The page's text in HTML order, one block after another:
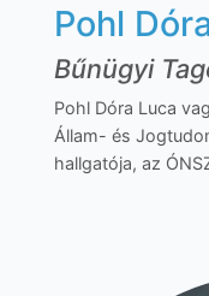
Pohl
Bűnügyi
Pohl Dóra Luca
Állam- és
hallgatója, az